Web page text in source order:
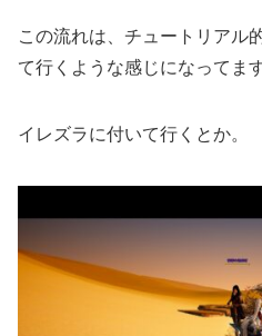
この流れは、チュートリアル
て行くような感じになってます
イレズラに付いて行くとか。